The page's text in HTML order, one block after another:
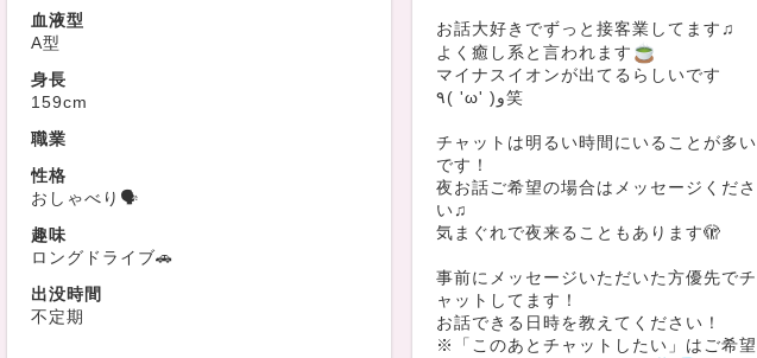
血液型
A型
身長
159cm
職業
性格
おしゃべり🗣️
趣味
ロングドライブ🚗
出没時間
不定期
お話大好きでずっと接客業してます♫
よく癒し系と言われます
マイナスイオンが出てるらしいです
٩( 'ω' )و笑
チャットは明るい時間にいることが多い
です！
夜お話ご希望の場合はメッセージくださ
い♫
気まぐれで夜来ることもあります🫣
事前にメッセージいただいた方優先でチ
ャットしてます！
お話できる日時を教えてください！
※「このあとチャットしたい」はご希望